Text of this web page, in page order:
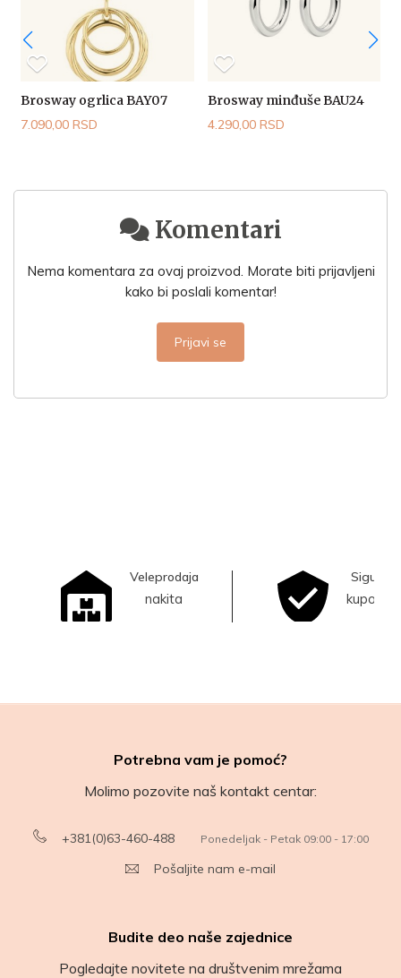
Brosway ogrlica BAY07
7.090,00 RSD
Brosway minđuše BAU24
4.290,00 RSD
Komentari
Nema komentara za ovaj proizvod. Morate biti prijavljeni
kako bi poslali komentar!
Prijavi se
Veleprodaja
nakita
Sigurna
kupovina
Potrebna vam je pomoć?
Molimo pozovite naš kontakt centar:
+381(0)63-460-488 Ponedeljak - Petak 09:00 - 17:00
Pošaljite nam e-mail
Budite deo naše zajednice
Pogledajte novitete na društvenim mrežama